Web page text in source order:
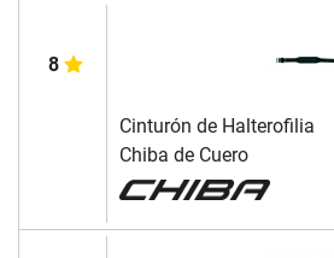
8
Cinturón de Halterofilia
Chiba de Cuero